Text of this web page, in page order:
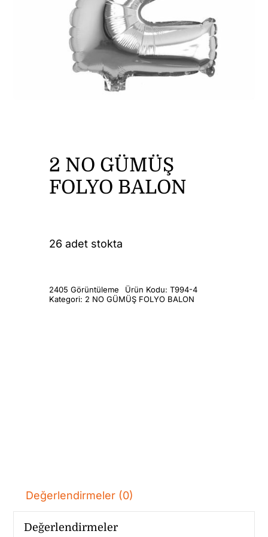
DİĞER ÜRÜNLER
2 NO GÜMÜŞ
FOLYO BALON
26 adet stokta
2405 Görüntüleme Ürün Kodu:T994-4
Kategori: 2 NO GÜMÜŞ FOLYO BALON
Değerlendirmeler (0)
Değerlendirmeler